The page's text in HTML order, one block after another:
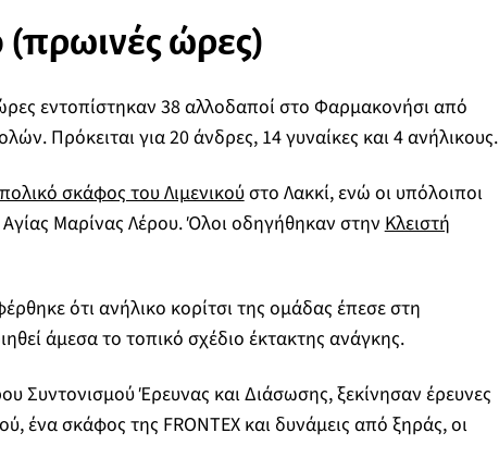
(πρωινές ώρες)
εντοπίστηκαν 38 αλλοδαποί στο Φαρμακονήσι από
Πρόκειται για 20 άνδρες, 14 γυναίκες και 4 ανήλικους.
σκάφος του Λιμενικούστο Λακκί, ενώ οι υπόλοιποι
Μαρίνας Λέρου. Όλοι οδηγήθηκαν στην Κλειστή
ότι ανήλικο κορίτσι της ομάδας έπεσε στη
άμεσα το τοπικό σχέδιο έκτακτης ανάγκης.
Συντονισμού Έρευνας και Διάσωσης, ξεκίνησαν έρευνες
ένα σκάφος της FRONTEX και δυνάμεις από ξηράς, οι